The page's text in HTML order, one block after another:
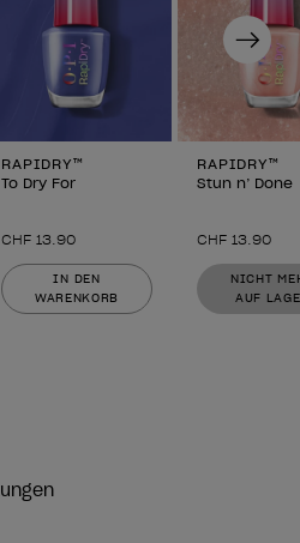
RAPIDRY™
To Dry For
CHF 13.90
IN DEN
WARENKORB
RAPIDRY™
Stun n’ Done
CHF 13.90
NICHT
AUF
Next